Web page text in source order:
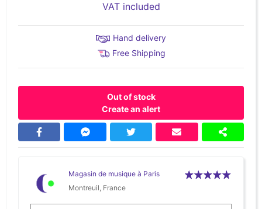
VAT included
Hand delivery
Free Shipping
Out of stock
Create an alert
Magasin de musique à Paris
Montreuil, France